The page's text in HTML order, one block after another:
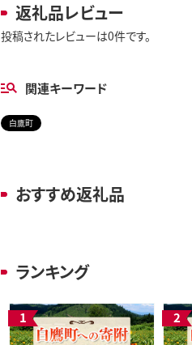
返礼品レビュー
投稿されたレビューは0件です。
関連キーワード
白鷹町
おすすめ返礼品
ランキング